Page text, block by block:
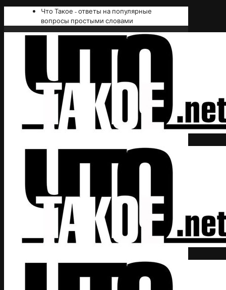
Что Такое - ответы на популярные
вопросы простыми словами